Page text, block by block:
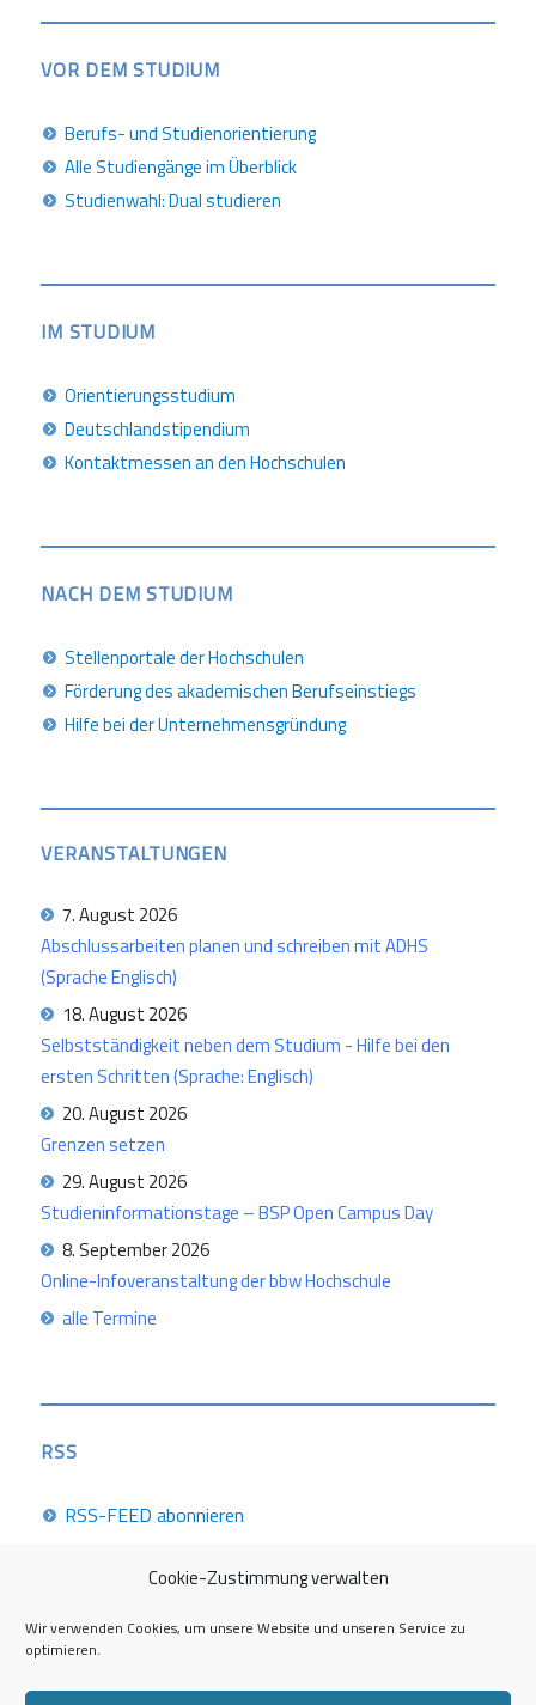
Cookie-Zustimmung verwalten
Wir verwenden Cookies, um unsere Website und unseren Service zu
optimieren.
VOR DEM STUDIUM
Berufs- und Studienorientierung
Alle Studiengänge im Überblick
Studienwahl: Dual studieren
IM STUDIUM
Orientierungsstudium
Deutschlandstipendium
Kontaktmessen an den Hochschulen
NACH DEM STUDIUM
Stellenportale der Hochschulen
Förderung des akademischen Berufseinstiegs
Hilfe bei der Unternehmensgründung
VERANSTALTUNGEN
7. August 2026
Abschlussarbeiten planen und schreiben mit ADHS
(Sprache Englisch)
18. August 2026
Selbstständigkeit neben dem Studium - Hilfe bei den
ersten Schritten (Sprache: Englisch)
20. August 2026
Grenzen setzen
29. August 2026
Studieninformationstage – BSP Open Campus Day
8. September 2026
Online-Infoveranstaltung der bbw Hochschule
alle Termine
RSS
RSS-FEED abonnieren
Career Week 2026
Die Career Center im Überblick